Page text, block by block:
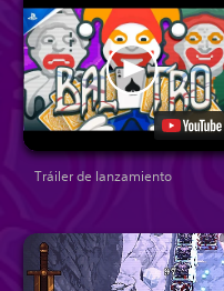
Tráiler de lanzamiento